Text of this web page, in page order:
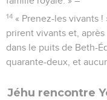
14 « Prenez-les vivants !
prirent vivants et,
dans le puits de Beth-
quarante-deux, et
Jéhu rencontre